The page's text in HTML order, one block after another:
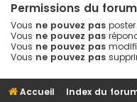
Permissions du forum
Vous ne pouvez pas
Vous ne pouvez pas
Vous ne pouvez pas
Vous ne pouvez pas
Accueil
Index du